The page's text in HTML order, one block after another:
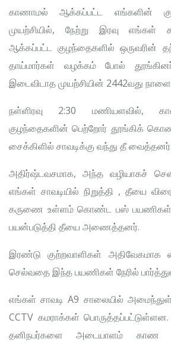
காணாமல் ஆக்கப்பட்ட எங்களின்
முயற்சியில், நேற்று இரவு எங்கள்
ஆக்கப்பட்ட குழந்தைகளில் ஒருவரின்
தாய்மார்கள் வழக்கம் போல்
இடைவிடாத முயற்சியின் 2442வது
நள்ளிரவு 2:30 மணியளவில்,
குழந்தைகளின் பெற்றோர் தூங்கிக்
சைக்கிளில் சாவடிக்கு வந்து தீ வைத்தனர்.
அதிர்ஷ்டவசமாக, அந்த வழியாகச்
எங்கள் சாவடியில் நிறுத்தி , தீயை
கருணை உள்ளம் கொண்ட பஸ் பயணிகள்,
பயன்படுத்தி தீயை அணைத்தனர்.
இரண்டு குற்றவாளிகள் அதிவேகமாக
செல்வதை இந்த பயணிகள் நேரில்
எங்கள் சாவடி A9 சாலையில்
CCTV கமராக்கள்
தனிநபர்களை அடையாளம் காண